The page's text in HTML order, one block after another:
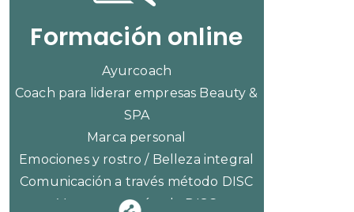
Formación online
Ayurcoach
Coach para liderar empresas Beauty &
SPA
Marca personal
Emociones y rostro / Belleza integral
Comunicación a través método DISC
Ventas con método DISC